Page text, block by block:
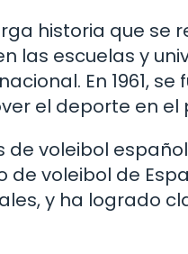
historia que se
las escuelas y
En 1961,
el deporte en el
de voleibol
de voleibol de
y ha logrado